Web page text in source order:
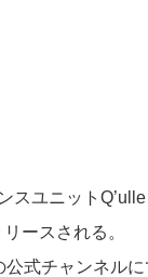
スユニット
ースされる。
式チャンネル